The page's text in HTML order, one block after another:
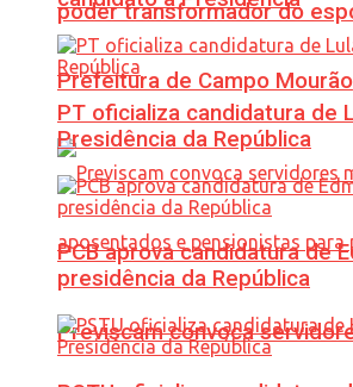
poder transformador do
Prefeitura de Campo Mourão
Previscam convoca
PT oficializa candidatura de
Presidência da República
PCB aprova candidatura de
presidência da República